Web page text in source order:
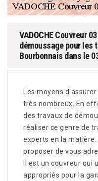
VADOCHE Couvreur
démoussage pour les
Bourbonnais dans le
Les moyens
très nombreux. En
des travaux de
réaliser ce genre de
experts en la
proposer de vous
Il est un couvreur qui
appropriés pour la